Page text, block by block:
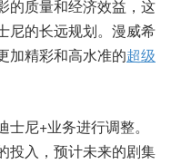
的质量和经济效益，这
尼的长远规划。漫威希
加精彩和高水准的超级
尼+业务进行调整。
投入，预计未来的剧集